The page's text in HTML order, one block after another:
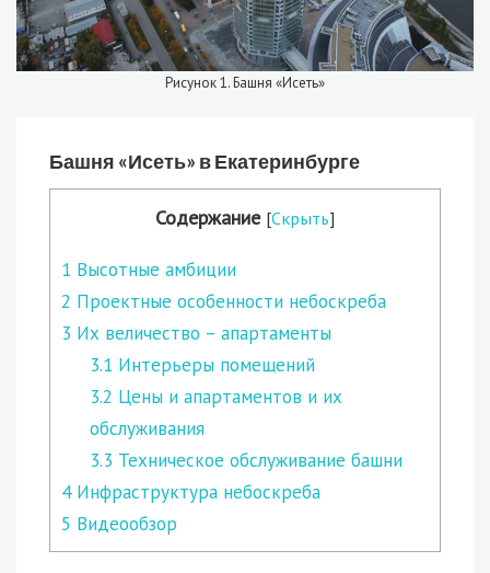
Рисунок 1. Башня «Исеть»
Башня «Исеть» в Екатеринбурге
Содержание [Скрыть]
1 Высотные амбиции
2 Проектные особенности небоскреба
3 Их величество – апартаменты
3.1 Интерьеры помещений
3.2 Цены и апартаментов и их
обслуживания
3.3 Техническое обслуживание башни
4Инфраструктура небоскреба
5 Видеообзор